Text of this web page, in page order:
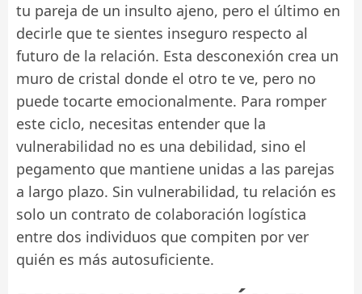
tu pareja de un insulto ajeno, pero el último en
decirle que te sientes inseguro respecto al
futuro de la relación. Esta desconexión crea un
muro de cristal donde el otro te ve, pero no
puede tocarte emocionalmente. Para romper
este ciclo, necesitas entender que la
vulnerabilidad no es una debilidad, sino el
pegamento que mantiene unidas a las parejas
a largo plazo. Sin vulnerabilidad, tu relación es
solo un contrato de colaboración logística
entre dos individuos que compiten por ver
quién es más autosuficiente.